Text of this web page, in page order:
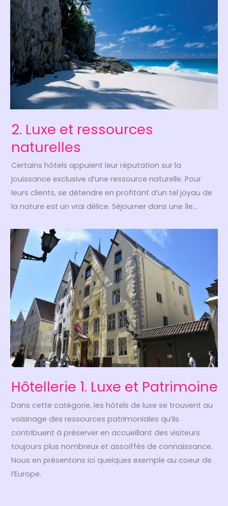
2. Luxe et ressources
naturelles
Certains hôtels appuient leur réputation sur la
jouissance exclusive d’une ressource naturelle. Pour
leurs clients, se détendre en profitant d’un tel joyau de
la nature est un vrai délice. Séjourner dans une île…
Hôtellerie 1. Luxe et Patrimoine
Dans cette catégorie, les hôtels de luxe se trouvent au
voisinage des ressources patrimoniales qu’ils
contribuent à préserver en accueillant des visiteurs
toujours plus nombreux et assoiffés de connaissance.
Nous en présentons ici quelques exemple au coeur de
l’Europe.